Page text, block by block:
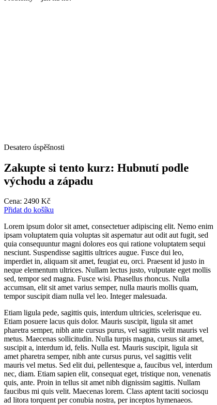
Desatero úspěšnosti
Zakupte si tento kurz: Hubnutí podle
východu a západu
Cena: 2490 Kč
Přidat do košíku
Lorem ipsum dolor sit amet, consectetuer adipiscing elit. Nemo enim
ipsam voluptatem quia voluptas sit aspernatur aut odit aut fugit, sed
quia consequuntur magni dolores eos qui ratione voluptatem sequi
nesciunt. Suspendisse sagittis ultrices augue. Fusce dui leo,
imperdiet in, aliquam sit amet, feugiat eu, orci. Praesent id justo in
neque elementum ultrices. Nullam lectus justo, vulputate eget mollis
sed, tempor sed magna. Fusce wisi. Phasellus rhoncus. Nulla
accumsan, elit sit amet varius semper, nulla mauris mollis quam,
tempor suscipit diam nulla vel leo. Integer malesuada.
Etiam ligula pede, sagittis quis, interdum ultricies, scelerisque eu.
Etiam posuere lacus quis dolor. Mauris suscipit, ligula sit amet
pharetra semper, nibh ante cursus purus, vel sagittis velit mauris vel
metus. Maecenas sollicitudin. Nulla turpis magna, cursus sit amet,
suscipit a, interdum id, felis. Nulla est. Mauris suscipit, ligula sit
amet pharetra semper, nibh ante cursus purus, vel sagittis velit
mauris vel metus. Sed elit dui, pellentesque a, faucibus vel, interdum
nec, diam. Etiam sapien elit, consequat eget, tristique non, venenatis
quis, ante. Proin in tellus sit amet nibh dignissim sagittis. Nullam
faucibus mi quis velit. Maecenas lorem. Class aptent taciti sociosqu
ad litora torquent per conubia nostra, per inceptos hymenaeos.